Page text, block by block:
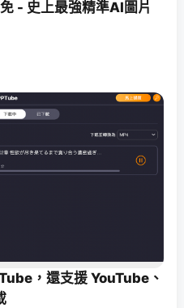
- 史上最強精準AI圖片
，還支援 YouTube、